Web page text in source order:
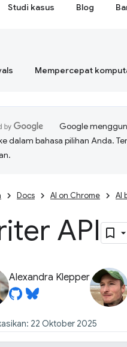
Studi kasus Blog
Mempercepat
Google
dalam bahasa pilihan Anda.
Docs AI on Chrome AI
API
Alexandra Klepper
22 Oktober 2025